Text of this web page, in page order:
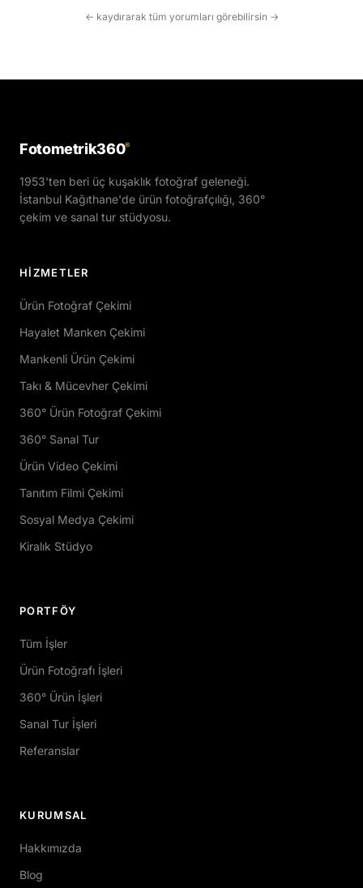
← kaydırarak tüm yorumları görebilirsin →
Fotometrik360®
1953'ten beri üç kuşaklık fotoğraf geleneği.
İstanbul Kağıthane'de ürün fotoğrafçılığı, 360°
çekim ve sanal tur stüdyosu.
HIZMETLER
Ürün Fotoğraf Çekimi
Hayalet Manken Çekimi
Mankenli Ürün Çekimi
Takı & Mücevher Çekimi
360° Ürün Fotoğraf Çekimi
360° Sanal Tur
Ürün Video Çekimi
Tanıtım Filmi Çekimi
Sosyal Medya Çekimi
Kiralık Stüdyo
PORTFÖY
Tüm İşler
Ürün Fotoğrafı İşleri
360° Ürün İşleri
Sanal Tur İşleri
Referanslar
KURUMSAL
Hakkımızda
Blog